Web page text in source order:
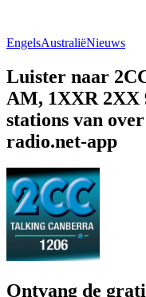
EngelsAustraliëNieuws
Luister naar
AM, 1XXR 2XX
stations van
radio.net-app
Ontvang de